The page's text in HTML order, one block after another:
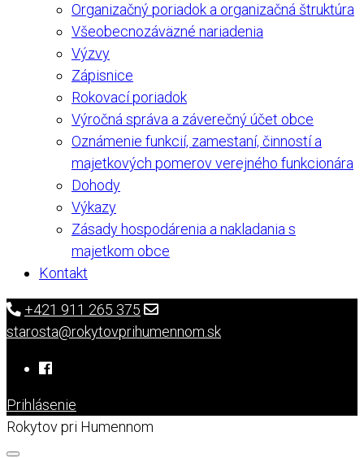
Organizačný poriadok a organizačná štruktúra
Všeobecnozáväzné nariadenia
Výzvy
Zápisnice
Rokovací poriadok
Výročná správa a záverečný účet obce
Oznámenie funkcií, zamestaní, činností a
majetkových pomerov verejného funkcionára
Dohody
Výkazy
Zásady hospodárenia a nakladania s
majetkom obce
Kontakt
+421 911 265 375
starosta@rokytovprihumennom.sk
Prihlásenie
Rokytov pri Humennom